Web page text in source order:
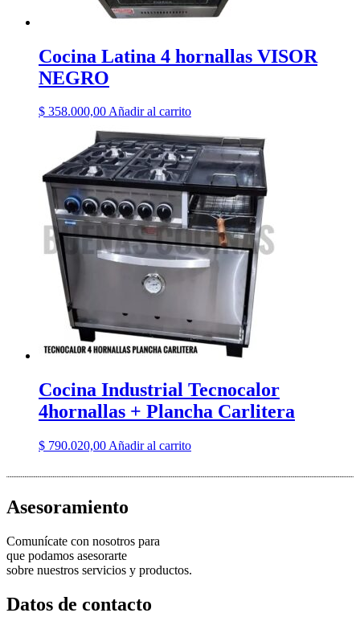
Cocina Latina 4 hornallas VISOR
NEGRO
$ 358.000,00Añadir al carrito
Cocina Industrial Tecnocalor
4hornallas + Plancha Carlitera
$ 790.020,00 Añadir al carrito
Asesoramiento
Comunícate con nosotros para
que podamos asesorarte
sobre nuestros servicios y productos.
Datos de contacto